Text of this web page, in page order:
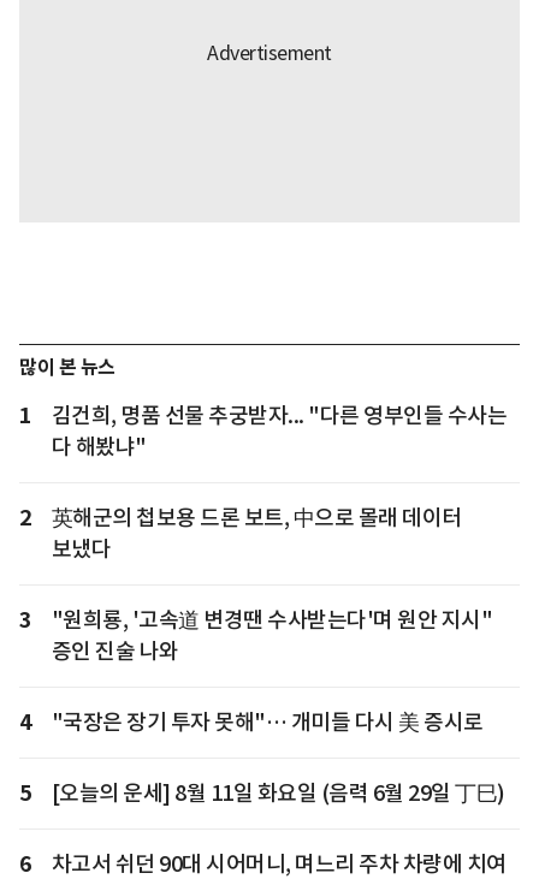
많이 본 뉴스
1
김건희, 명품 선물 추궁받자... "다른 영부인들 수사는
다 해봤냐"
2
英해군의 첩보용 드론 보트, 中으로 몰래 데이터
보냈다
3
"원희룡, '고속道 변경땐 수사받는다'며 원안 지시"
증인 진술 나와
4 "국장은 장기 투자 못해"… 개미들 다시 美 증시로
5 [오늘의 운세] 8월 11일 화요일 (음력 6월 29일 丁巳)
6
차고서 쉬던 90대 시어머니, 며느리 주차 차량에 치여